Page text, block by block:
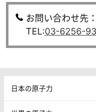
お問い合わせ先
TEL:03-6256-
日本の原子力